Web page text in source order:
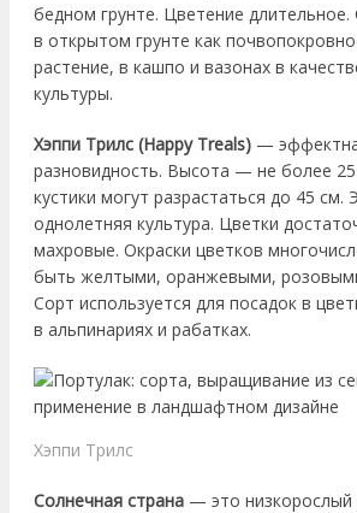
бедном грунте. Цветение
в открытом грунте как
растение, в кашпо и вазонах в
культуры.
Хэппи Трилс (Happy Treals) —
разновидность. Высота — не более
кустики могут разрастаться до 45 см.
однолетняя культура. Цветки
махровые. Окраски цветков
быть желтыми, оранжевыми,
Сорт используется для посадок в
в альпинариях и рабатках.
Хэппи Трилс
Солнечная страна — это низкорослый